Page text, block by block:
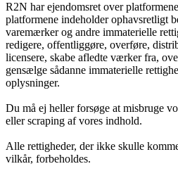
R2N har ejendomsret over
platformene indeholder ophavsretligt
varemærker og andre immaterielle
redigere, offentliggøre, overføre,
licensere, skabe afledte værker fra,
gensælge sådanne immaterielle
oplysninger.
Du må ej heller forsøge at misbruge
eller scraping af vores indhold.
Alle rettigheder, der ikke skulle
vilkår, forbeholdes.